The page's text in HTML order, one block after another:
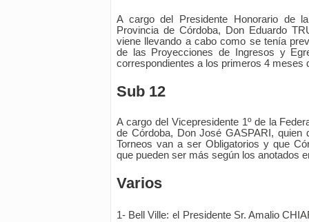
A cargo del Presidente Honorario de
Provincia de Córdoba, Don Eduardo
viene llevando a cabo como se tenía
de las Proyecciones de Ingresos y
correspondientes a los primeros 4 meses
Sub 12
A cargo del Vicepresidente 1º de la
de Córdoba, Don José GASPARI, quien
Torneos van a ser Obligatorios y que
que pueden ser más según los anotados
Varios
1- Bell Ville: el Presidente Sr. Amalio